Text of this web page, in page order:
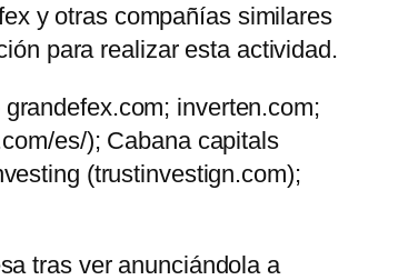
y otras compañías similares
para realizar esta actividad.
inverten.com;
es/); Cabana capitals
(trustinvestign.com);
tras ver anunciándola a